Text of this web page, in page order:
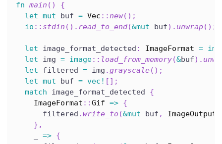
fn main ( )
{
let mut buf = Vec ::new( ) ;
io :: stdin ( ) . read_to_end(&mut buf) . unwrap( ) ;
let image_format_detected : ImageFormat =
let img = image:: load_from_memory(&buf) .
let filtered = img .grayscale( ) ;
let mut buf = vec! [ ] ;
match image_format_detected {
ImageFormat ::Gif => {
      filtered
.write_to (&mut buf ,
} ,
=> {